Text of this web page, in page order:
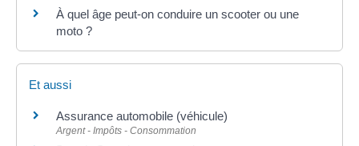
À quel âge peut-on conduire un scooter ou une
moto ?
Et aussi
Assurance automobile (véhicule)
Argent - Impôts - Consommation